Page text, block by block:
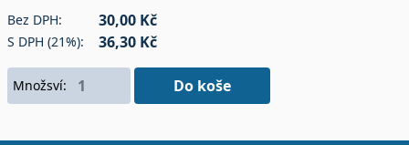
Bez DPH: 30,00 Kč
S DPH (21%): 36,30 Kč
Množsví: Do koše